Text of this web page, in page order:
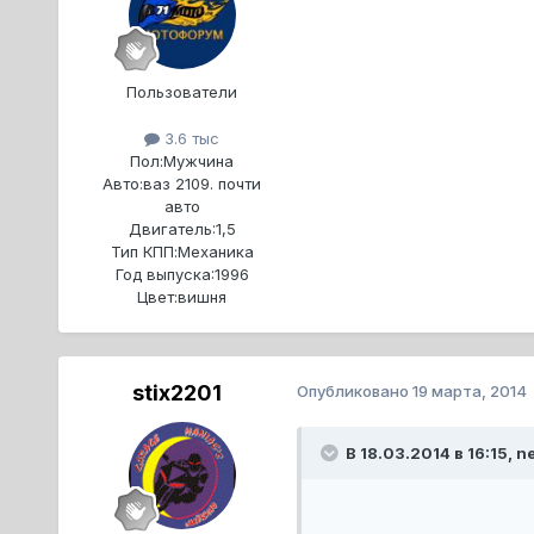
Пользователи
3.6 тыс
Пол:Мужчина
Авто:ваз 2109. почти
авто
Двигатель:1,5
Тип КПП:Механика
Год выпуска:1996
Цвет:вишня
stix2201 Опубликовано 19 марта, 2014
В 18.03.2014 в 16:15,